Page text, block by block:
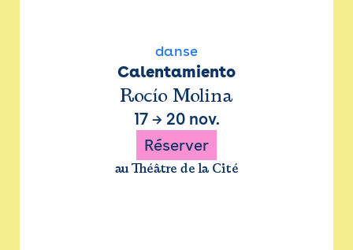
danse
Calentamiento
Rocío Molina
17→ 20 nov.
Réserver
au Théâtre de la Cité